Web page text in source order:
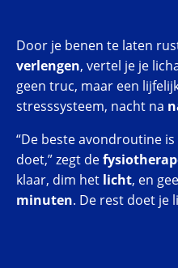
Door je benen te laten
verlengen, vertel je je
geen truc, maar een
stresssysteem, nacht na
“De beste avondroutine is
doet,” zegt de
klaar, dim het licht, en
minuten. De rest doet je